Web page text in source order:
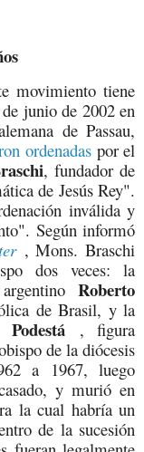
movimiento tiene
junio de 2002 en
de Passau,
ordenadaspor el
, fundador de
de Jesús Rey".
inválida y
Según informó
, Mons. Braschi
dos veces: la
Roberto
de Brasil, y la
, figura
de la diócesis
a 1967, luego
y murió en
la cual habría un
de la sucesión